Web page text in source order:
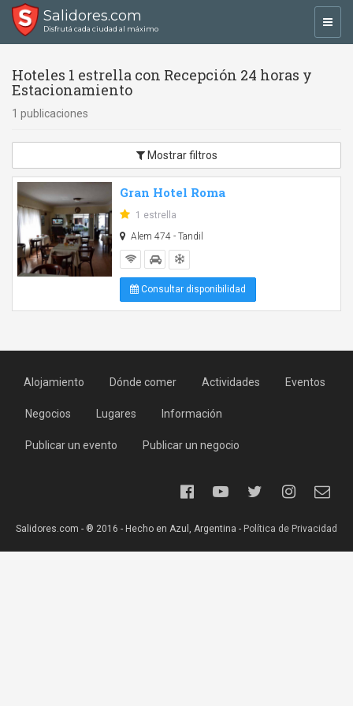
Salidores.com
Disfrutá cada ciudad al máximo
Hoteles 1 estrella con Recepción 24 horas y
Estacionamiento
1 publicaciones
Mostrar filtros
Gran Hotel Roma
1 estrella
Alem 474 - Tandil
Consultar disponibilidad
Alojamiento Dónde comer Actividades Eventos
Negocios Lugares Información
Publicar un evento Publicar un negocio
Salidores.com - ® 2016 - Hecho en Azul, Argentina - Política de Privacidad